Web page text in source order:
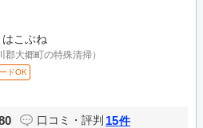
はこぶね
郡大郷町の特殊清掃）
ドOK
口コミ・評判 15件